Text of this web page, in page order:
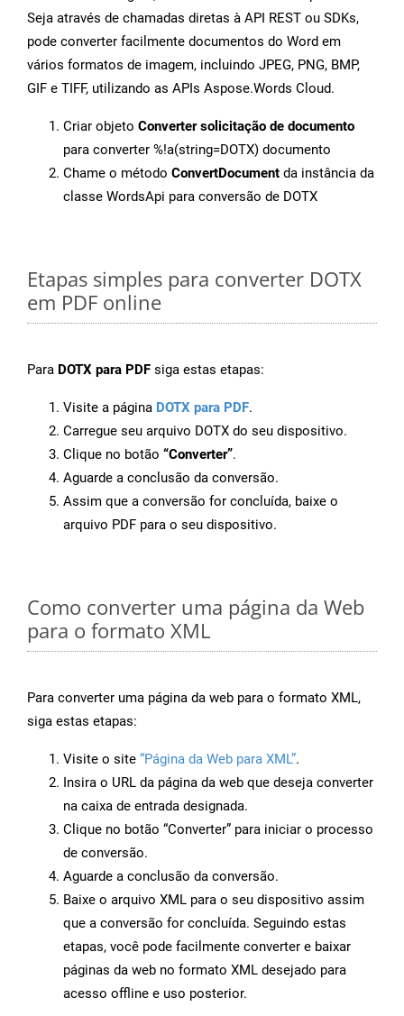
Seja através de chamadas diretas à API REST ou SDKs,
pode converter facilmente documentos do Word em
vários formatos de imagem, incluindo JPEG, PNG, BMP,
GIF e TIFF, utilizando as APIs Aspose.Words Cloud.
Criar objeto Converter solicitação de documento
para converter %!a(string=DOTX) documento
Chame o método ConvertDocument da instância da
classe WordsApi para conversão de DOTX
Etapas simples para converter DOTX
em PDF online
Para DOTX para PDF siga estas etapas:
Visite a página DOTX para PDF.
Carregue seu arquivo DOTX do seu dispositivo.
Clique no botão “Converter”.
Aguarde a conclusão da conversão.
Assim que a conversão for concluída, baixe o
arquivo PDF para o seu dispositivo.
Como converter uma página da Web
para o formato XML
Para converter uma página da web para o formato XML,
siga estas etapas:
Visite o site “Página da Web para XML”.
Insira o URL da página da web que deseja converter
na caixa de entrada designada.
Clique no botão “Converter” para iniciar o processo
de conversão.
Aguarde a conclusão da conversão.
Baixe o arquivo XML para o seu dispositivo assim
que a conversão for concluída. Seguindo estas
etapas, você pode facilmente converter e baixar
páginas da web no formato XML desejado para
acesso offline e uso posterior.